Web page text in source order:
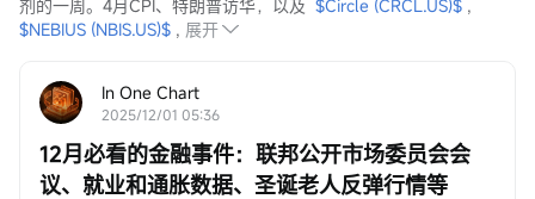
剂的一周。4月CPI、特朗普访华，以及 $Circle (CRCL.US)$
$NEBIUS (NBIS.US)$ , 展开
In One Chart
2025/12/01 05:36
12月必看的金融事件：联邦公开市场委员会会
议、就业和通胀数据、圣诞老人反弹行情等